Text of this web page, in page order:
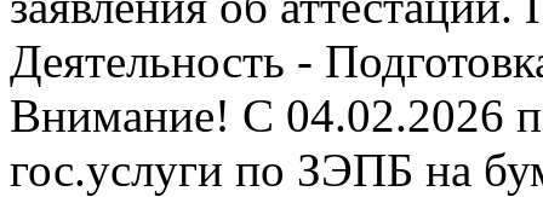
Деятельность -
Внимание! С 04.02.2026
гос.услуги по ЗЭПБ на